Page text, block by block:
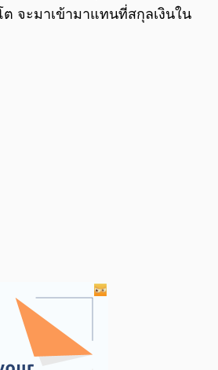
จะมาเข้ามาแทนที่สกุลเงินใน